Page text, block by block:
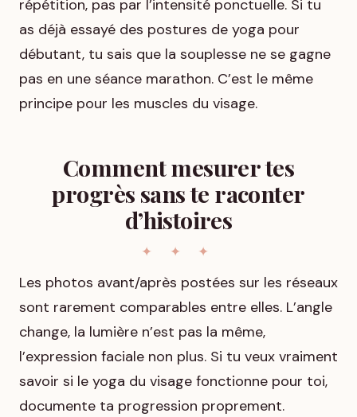
répétition, pas par l’intensité ponctuelle. Si tu
as déjà essayé des postures de yoga pour
débutant, tu sais que la souplesse ne se gagne
pas en une séance marathon. C’est le même
principe pour les muscles du visage.
Comment mesurer tes
progrès sans te raconter
d’histoires
Les photos avant/après postées sur les réseaux
sont rarement comparables entre elles. L’angle
change, la lumière n’est pas la même,
l’expression faciale non plus. Si tu veux vraiment
savoir si le yoga du visage fonctionne pour toi,
documente ta progression proprement.